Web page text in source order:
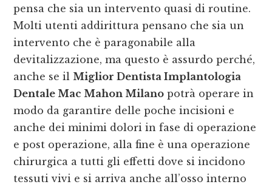
pensa che sia un intervento quasi di routine.
Molti utenti addirittura pensano che sia un
intervento che è paragonabile alla
devitalizzazione, ma questo è assurdo perché,
anche se il Miglior Dentista Implantologia
Dentale Mac Mahon Milano potrà operare in
modo da garantire delle poche incisioni e
anche dei minimi dolori in fase di operazione
e post operazione, alla fine è una operazione
chirurgica a tutti gli effetti dove si incidono
tessuti vivi e si arriva anche all’osso interno